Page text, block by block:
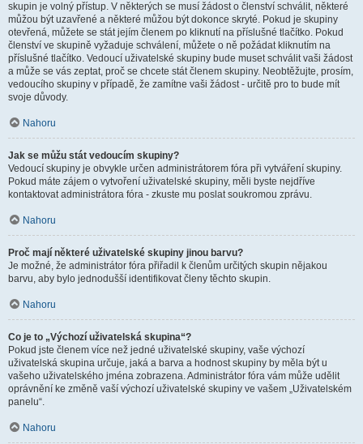
skupin je volný přístup. V některých se musí žádost o členství schválit, některé
můžou být uzavřené a některé můžou být dokonce skryté. Pokud je skupiny
otevřená, můžete se stát jejím členem po kliknutí na příslušné tlačítko. Pokud
členství ve skupině vyžaduje schválení, můžete o ně požádat kliknutím na
příslušné tlačítko. Vedoucí uživatelské skupiny bude muset schválit vaši žádost
a může se vás zeptat, proč se chcete stát členem skupiny. Neobtěžujte, prosím,
vedoucího skupiny v případě, že zamítne vaši žádost - určitě pro to bude mít
svoje důvody.
Nahoru
Jak se můžu stát vedoucím skupiny?
Vedoucí skupiny je obvykle určen administrátorem fóra při vytváření skupiny.
Pokud máte zájem o vytvoření uživatelské skupiny, měli byste nejdříve
kontaktovat administrátora fóra - zkuste mu poslat soukromou zprávu.
Nahoru
Proč mají některé uživatelské skupiny jinou barvu?
Je možné, že administrátor fóra přiřadil k členům určitých skupin nějakou
barvu, aby bylo jednodušší identifikovat členy těchto skupin.
Nahoru
Co je to „Výchozí uživatelská skupina“?
Pokud jste členem více než jedné uživatelské skupiny, vaše výchozí
uživatelská skupina určuje, jaká a barva a hodnost skupiny by měla být u
vašeho uživatelského jména zobrazena. Administrátor fóra vám může udělit
oprávnění ke změně vaší výchozí uživatelské skupiny ve vašem „Uživatelském
panelu“.
Nahoru